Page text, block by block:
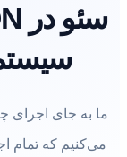
ما به جای اجرای
می‌کنیم که تمام